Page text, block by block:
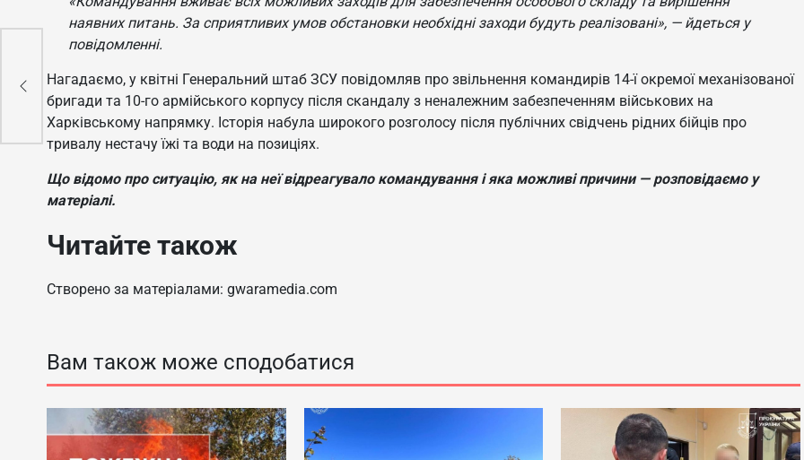
наявних питань. За сприятливих умов обстановки необхідні заходи будуть реалізовані», — йдеться у
повідомленні.
Нагадаємо, у квітні Генеральний штаб ЗСУ повідомляв про звільнення командирів 14-ї окремої механізованої
бригади та 10-го армійського корпусу після скандалу з неналежним забезпеченням військових на
Харківському напрямку. Історія набула широкого розголосу після публічних свідчень рідних бійців про
тривалу нестачу їжі та води на позиціях.
Що відомо про ситуацію, як на неї відреагувало командування і яка можливі причини — розповідаємо у
матеріалі.
Читайте також
Створено за матеріалами: gwaramedia.com
Вам також може сподобатися